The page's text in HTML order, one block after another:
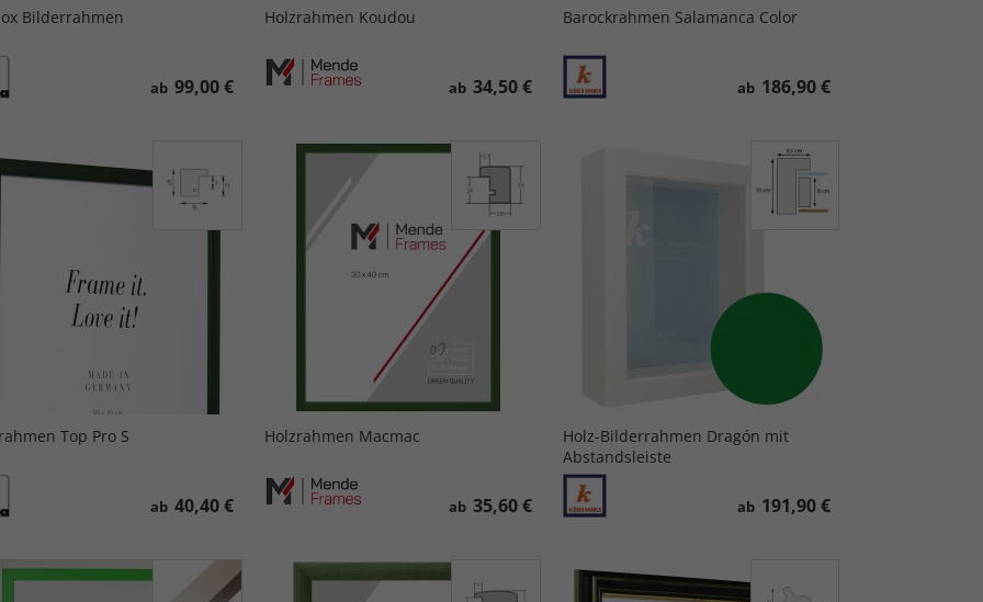
Bilderrahmen
ab 99,00 €
Holzrahmen Koudou
ab 34,50 €
Barockrahmen Salamanca Color
ab 186,90 €
Top Pro S
ab 40,40 €
Holzrahmen Macmac
ab 35,60 €
Holz-Bilderrahmen Dragón mit
Abstandsleiste
ab 191,90 €